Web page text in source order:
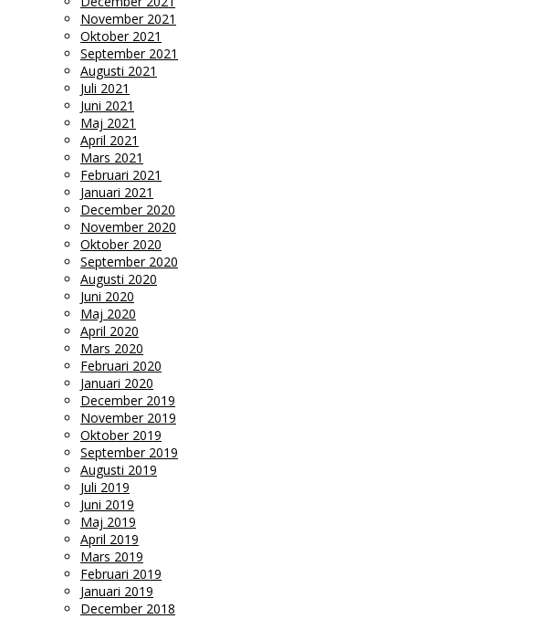
November 2021
Oktober 2021
September 2021
Augusti 2021
Juli 2021
Juni 2021
Maj 2021
April 2021
Mars 2021
Februari 2021
Januari 2021
December 2020
November 2020
Oktober 2020
September 2020
Augusti 2020
Juni 2020
Maj 2020
April 2020
Mars 2020
Februari 2020
Januari 2020
December 2019
November 2019
Oktober 2019
September 2019
Augusti 2019
Juli 2019
Juni 2019
Maj 2019
April 2019
Mars 2019
Februari 2019
Januari 2019
December 2018